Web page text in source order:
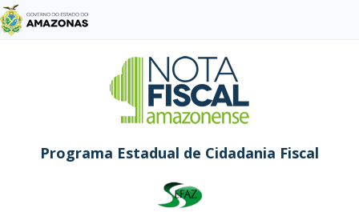
Programa Estadual de Cidadania Fiscal